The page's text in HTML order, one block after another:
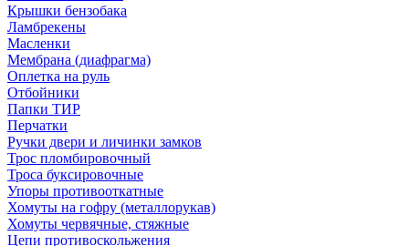
Крышки бензобака
Ламбрекены
Масленки
Мембрана (диафрагма)
Оплетка на руль
Отбойники
Папки ТИР
Перчатки
Ручки двери и личинки замков
Трос пломбировочный
Троса буксировочные
Упоры противооткатные
Хомуты на гофру (металлорукав)
Хомуты червячные, стяжные
Цепи противоскольжения